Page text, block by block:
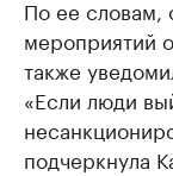
По ее словам,
мероприятий
также
«Если люди
подчеркнула